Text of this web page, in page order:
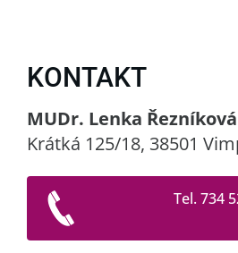
KONTAKT
MUDr. Lenka Řezníková
Krátká 125/18, 38501
Tel. 734